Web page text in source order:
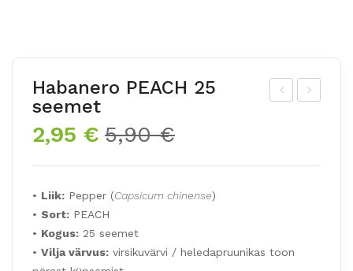
Habanero PEACH 25
seemet
5,90€Algne
5,90 €.
2,95 €
Praegune
2,95 €.
• Liik: Pepper (Capsicum chinense)
• Sort: PEACH
• Kogus: 25 seemet
• Vilja värvus: virsikuvärvi / heledapruunikas toon